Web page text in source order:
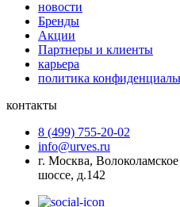
новости
Бренды
Акции
Партнеры и клиенты
карьера
политика
контакты
8 (499) 755-20-02
info@urves.ru
г. Москва, Волоколамское
шоссе, д.142